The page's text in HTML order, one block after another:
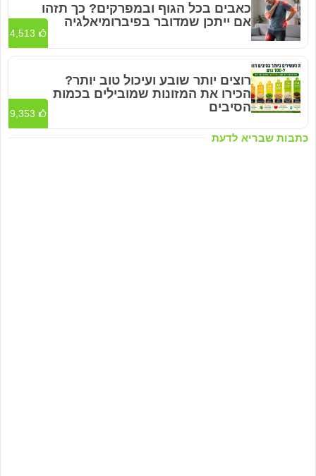
כתבות שבריא לדעת
כאבים בכל הגוף ובמפרקים? כך תזהו
אם ייתכן שמדובר בפיברומיאלגיה
4,513
רוצים יותר שובע ועיכול טוב יותר?
הכירו את המזונות שמובילים בכמות
הסיבים
9,353